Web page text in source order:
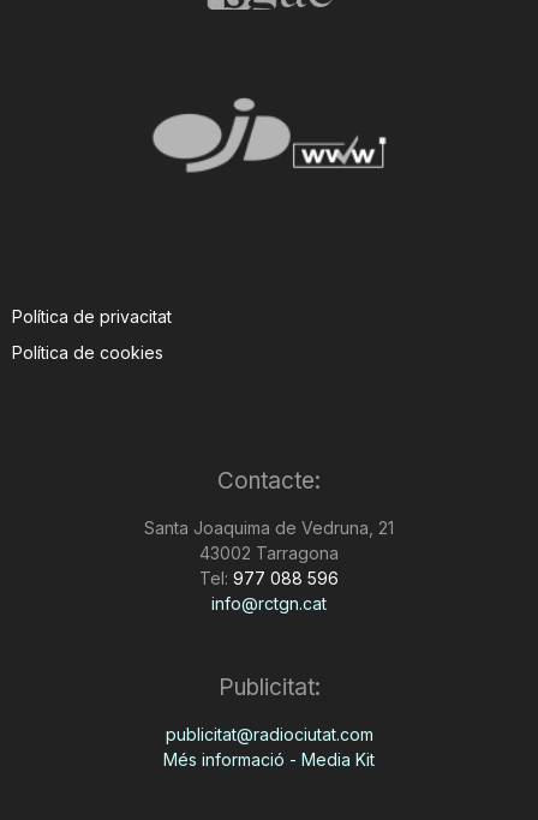
Política de privacitat
Política de cookies
Contacte:
Santa Joaquima de Vedruna, 21
43002 Tarragona
Tel: 977 088 596
info@rctgn.cat
Publicitat:
publicitat@radiociutat.com
Més informació - Media Kit